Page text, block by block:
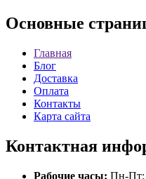
Основные
Главная
Блог
Доставка
Оплата
Контакты
Карта сайта
Контактная
Рабочие часы: Пн-Пт: